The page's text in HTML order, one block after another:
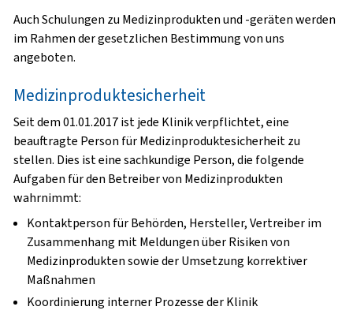
Auch Schulungen zu Medizinprodukten und -geräten werden
im Rahmen der gesetzlichen Bestimmung von uns
angeboten.
Medizinproduktesicherheit
Seit dem 01.01.2017 ist jede Klinik verpflichtet, eine
beauftragte Person für Medizinproduktesicherheit zu
stellen. Dies ist eine sachkundige Person, die folgende
Aufgaben für den Betreiber von Medizinprodukten
wahrnimmt:
Kontaktperson für Behörden, Hersteller, Vertreiber im
Zusammenhang mit Meldungen über Risiken von
Medizinprodukten sowie der Umsetzung korrektiver
Maßnahmen
Koordinierung interner Prozesse der Klinik